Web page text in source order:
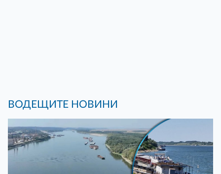
ВОДЕЩИТЕ НОВИНИ